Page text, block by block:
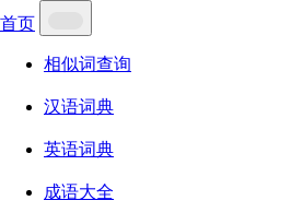
首页
相似词查询
汉语词典
英语词典
成语大全